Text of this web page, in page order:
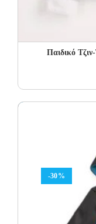
Παιδικό
-30%